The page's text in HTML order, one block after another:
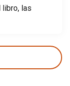
libro, las